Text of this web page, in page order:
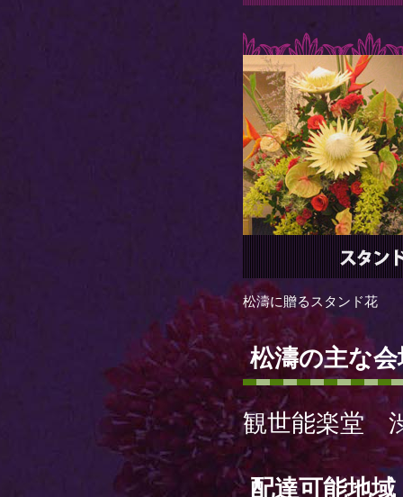
松濤に贈るスタンド花
松濤の主な
観世能楽堂
配達可能地域